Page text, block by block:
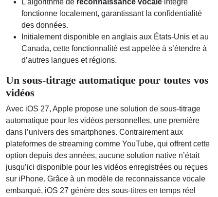
L’algorithme de reconnaissance vocale intégré
fonctionne localement, garantissant la confidentialité
des données.
Initialement disponible en anglais aux États-Unis et au
Canada, cette fonctionnalité est appelée à s’étendre à
d’autres langues et régions.
Un sous-titrage automatique pour toutes vos
vidéos
Avec iOS 27, Apple propose une solution de sous-titrage
automatique pour les vidéos personnelles, une première
dans l’univers des smartphones. Contrairement aux
plateformes de streaming comme YouTube, qui offrent cette
option depuis des années, aucune solution native n’était
jusqu’ici disponible pour les vidéos enregistrées ou reçues
sur iPhone. Grâce à un modèle de reconnaissance vocale
embarqué, iOS 27 génère des sous-titres en temps réel